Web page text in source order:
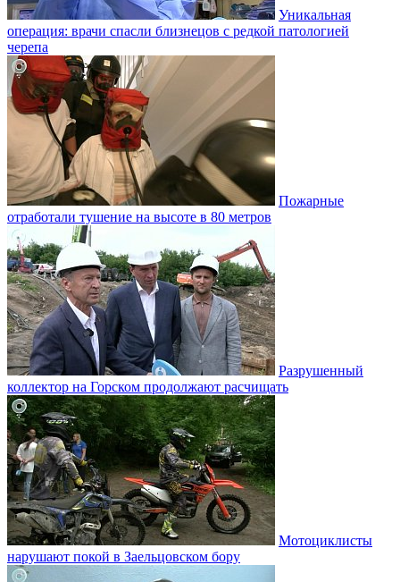
Уникальная
операция: врачи спасли близнецов с редкой патологией
черепа
Пожарные
отработали тушение на высоте в 80 метров
Разрушенный
коллектор на Горском продолжают расчищать
Мотоциклисты
нарушают покой в Заельцовском бору